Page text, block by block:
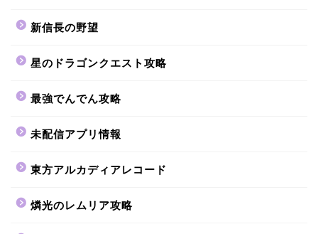
新信長の野望
星のドラゴンクエスト攻略
最強でんでん攻略
未配信アプリ情報
東方アルカディアレコード
燐光のレムリア攻略